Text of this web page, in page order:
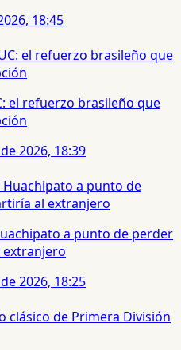
18:45
el refuerzo brasileño que
2026, 18:39
a punto de perder
2026, 18:25